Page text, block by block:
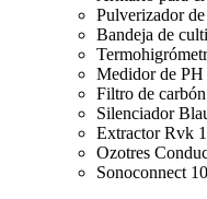
Pulverizador
Bandeja de
Medidor de
Filtro de
Silenciador
Extractor Rvk
Ozotres
Sonoconnect